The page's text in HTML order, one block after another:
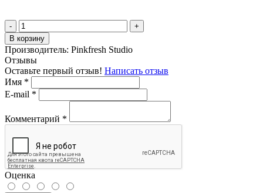
-
+
В корзину
Производитель: Pinkfresh Studio
Отзывы
Оставьте первый отзыв! Написать отзыв
Имя *
E-mail *
Комментарий *
Оценка